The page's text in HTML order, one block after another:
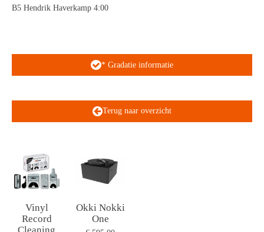
B5 Hendrik Haverkamp 4:00
* Gradatie informatie
Terug naar overzicht
Vinyl
Record
Okki Nokki
One